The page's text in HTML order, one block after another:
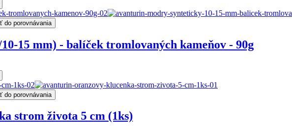
do porovnávania
15 mm) - balíček tromlovaných kameňov - 90g
do porovnávania
strom života 5 cm (1ks)